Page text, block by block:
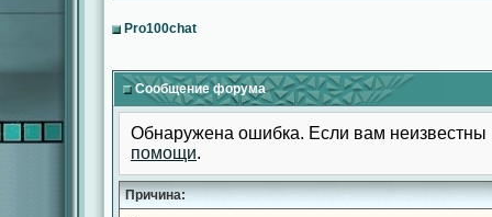
Pro100chat
Сообщение форума
Обнаружена ошибка. Если вам
помощи.
Причина: